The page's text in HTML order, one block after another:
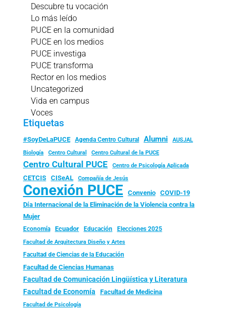
Descubre tu vocación
Lo más leído
PUCE en la comunidad
PUCE en los medios
PUCE investiga
PUCE transforma
Rector en los medios
Uncategorized
Vida en campus
Voces
Etiquetas
#SoyDeLaPUCE Agenda Centro Cultural Alumni
AUSJAL
Biología
Centro Cultural Centro Cultural de la PUCE
Centro Cultural PUCE Centro de Psicología Aplicada
CETCIS CISeAL Compañía de Jesús
Conexión PUCE Convenio
COVID-19
Día Internacional de la Eliminación de la Violencia contra la
Mujer
Economía Ecuador Educación Elecciones 2025
Facultad de Arquitectura Diseño y Artes
Facultad de Ciencias de la Educación
Facultad de Ciencias Humanas
Facultad de Comunicación Lingüística y Literatura
Facultad de Economía Facultad de Medicina
Facultad de Psicología